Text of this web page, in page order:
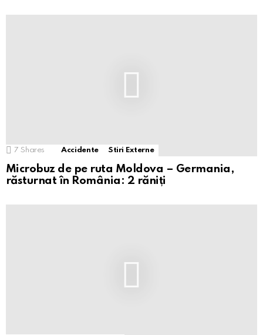
7 Shares Accidente Stiri Externe
Microbuz de pe ruta Moldova – Germania,
răsturnat în România: 2 răniți